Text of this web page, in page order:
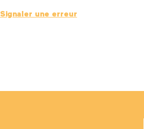
Signaler une erreur